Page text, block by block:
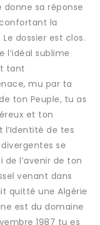
donne sa réponse
la
dossier est clos.
l’idéal sublime
tant
mu par ta
ton Peuple, tu as
et ton
l’Identité de tes
se
l’avenir de ton
venant dans
quitté une Algérie
est du domaine
1987 tu es